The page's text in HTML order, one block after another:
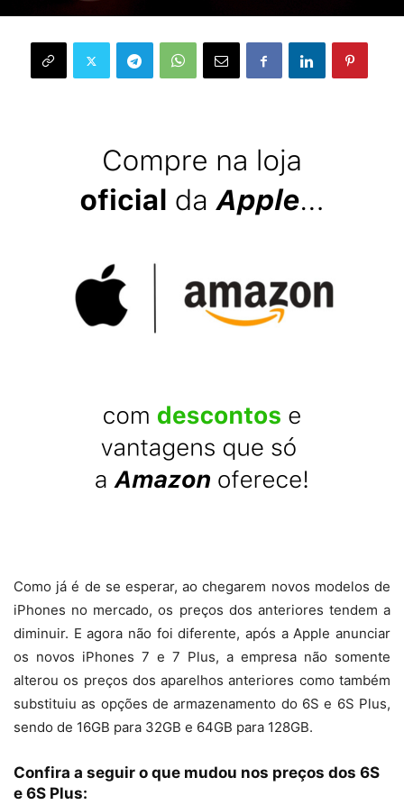
Como já é de se esperar, ao chegarem novos modelos de
iPhones no mercado, os preços dos anteriores tendem a
diminuir. E agora não foi diferente, após a Apple anunciar
os novos iPhones 7 e 7 Plus, a empresa não somente
alterou os preços dos aparelhos anteriores como também
substituiu as opções de armazenamento do 6S e 6S Plus,
sendo de 16GB para 32GB e 64GB para 128GB.
Confira a seguir o que mudou nos preços dos 6S
e 6S Plus: